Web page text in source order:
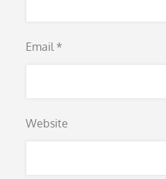
Email *
Website